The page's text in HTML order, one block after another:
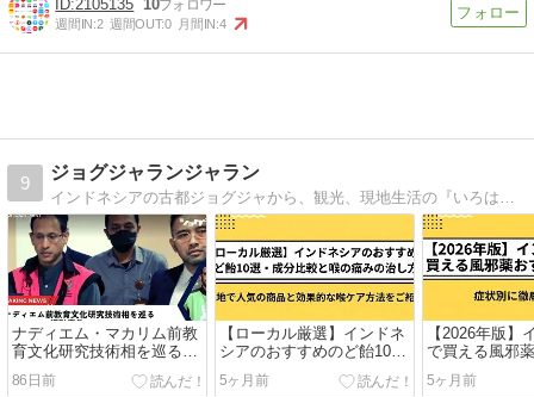
2105135 10
週間IN:2 週間OUT:0 月間IN:4
9
ジョグジャランジャラン
インドネシアの古都ジョグジャから、観光、現地生活の『いろは』を紹介
ナディエム・マカリム前教
育文化研究技術相を巡る
Chromebook汚職事件
86日前
【ローカル厳選】インドネ
シアのおすすめのど飴10
選・成分比較と喉の痛みの
治し方
5ヶ月前
【2026年版】
で買える風邪
選！症状別に
5ヶ月前